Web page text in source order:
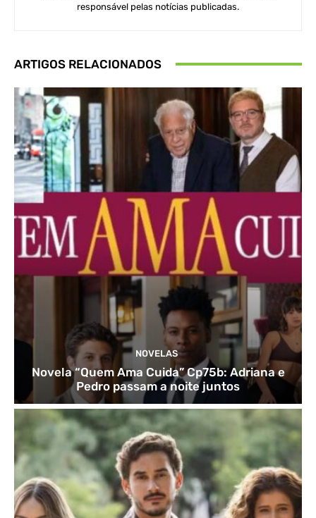
responsável pelas notícias publicadas.
ARTIGOS RELACIONADOS
NOVELAS
Novela “Quem Ama Cuida” Cp75b: Adriana e
Pedro passam a noite juntos